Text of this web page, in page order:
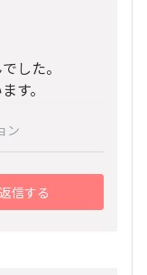
した。
す。
ン
返信する